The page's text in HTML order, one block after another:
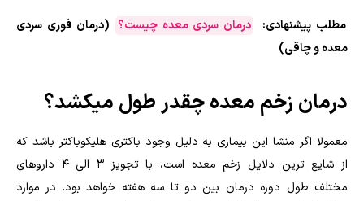
مطلب پیشنهادی: درمان سردی معده چیست؟ (درمان فوری سردی
معده و چاقی)
درمان زخم معده چقدر طول میکشد؟
معمولا اگر منشا این بیماری به دلیل وجود باکتری هلیکوباکتر باشد که
از شایع ترین دلایل زخم معده است، با تجویز ۳ الی ۴ داروهای
مختلف طول دوره درمان بین دو تا سه هفته خواهد بود. در موارد